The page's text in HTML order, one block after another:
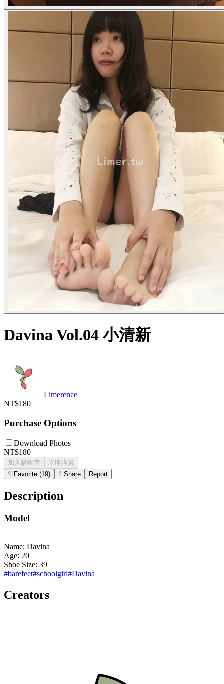
Davina Vol.04 小清新
Limerence
NT$180
Purchase Options
Download Photos
NT$180
加入購物車
立即購買
♡ Favorite (19) ⤴ Share Report
Description
Model
Name: Davina
Age: 20
Shoe Size: 39
#barefeet#schoolgirl#Davina
Creators